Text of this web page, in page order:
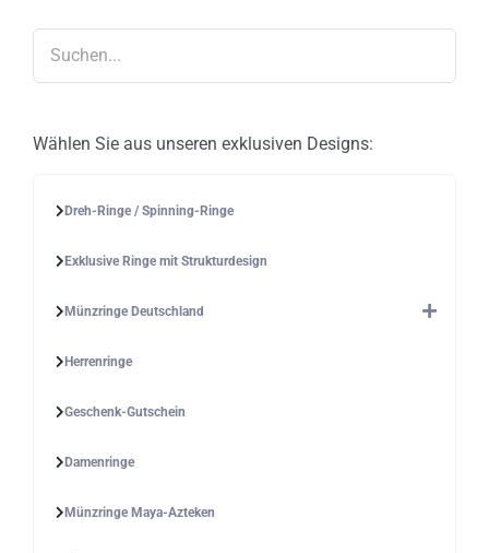
Produktseite
gewählt
Wählen Sie aus unseren exklusiven Designs:
Dreh-Ringe / Spinning-Ringe
Exklusive Ringe mit Strukturdesign
Münzringe Deutschland
Herrenringe
Geschenk-Gutschein
Damenringe
Münzringe Maya-Azteken